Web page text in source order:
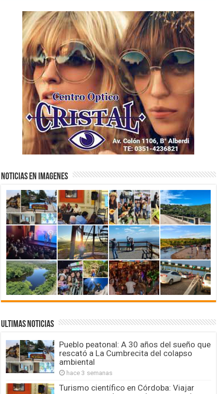
NOTICIAS EN IMAGENES
ULTIMAS NOTICIAS
Pueblo peatonal: A 30 años del sueño que
rescató a La Cumbrecita del colapso
ambiental
hace 3 semanas
Turismo científico en Córdoba: Viajar